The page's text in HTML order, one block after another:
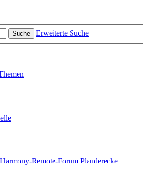
Suche Erweiterte Suche
Harmony-Remote-Forum Plauderecke